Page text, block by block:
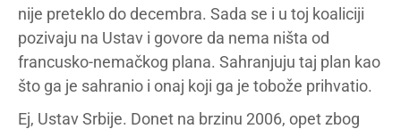
nije preteklo do decembra. Sada se i u toj koaliciji
pozivaju na Ustav i govore da nema ništa od
francusko-nemačkog plana. Sahranjuju taj plan kao
što ga je sahranio i onaj koji ga je tobože prihvatio.
Ej, Ustav Srbije. Donet na brzinu 2006, opet zbog